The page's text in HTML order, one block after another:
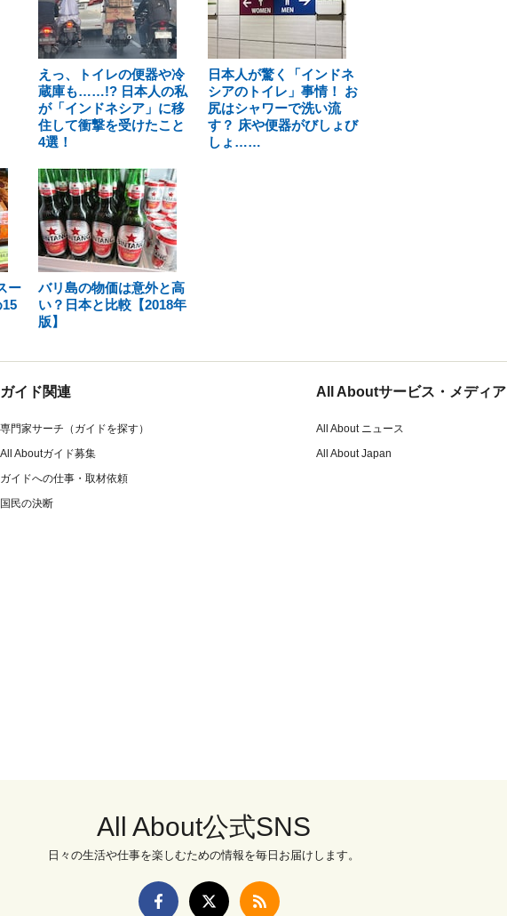
えっ、トイレの便器や冷
蔵庫も……!? 日本人の私
が「インドネシア」に移
住して衝撃を受けたこと
4選！
日本人が驚く「インドネ
シアのトイレ」事情！ お
尻はシャワーで洗い流
す？ 床や便器がびしょび
しょ……
ー
バリ島の物価は意外と高
い？日本と比較【2018年
版】
ガイド関連
専門家サーチ（ガイドを探す）
All Aboutガイド募集
ガイドへの仕事・取材依頼
国民の決断
All Aboutサービス・メディア
All About ニュース
All About Japan
All About公式SNS
日々の生活や仕事を楽しむための情報を毎日お届けします。